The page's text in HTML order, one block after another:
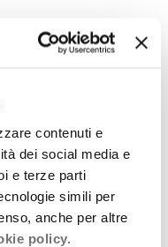
contenuti e
dei social media e
e terze parti
simili per
anche per altre
policy.